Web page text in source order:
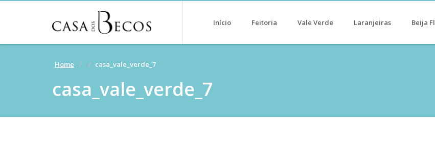
Início Feitoria Vale Verde Laranjeiras Beija
Home casa_vale_verde_7
casa_vale_verde_7